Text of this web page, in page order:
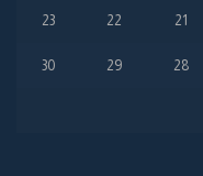
21
22
23
28
29
30